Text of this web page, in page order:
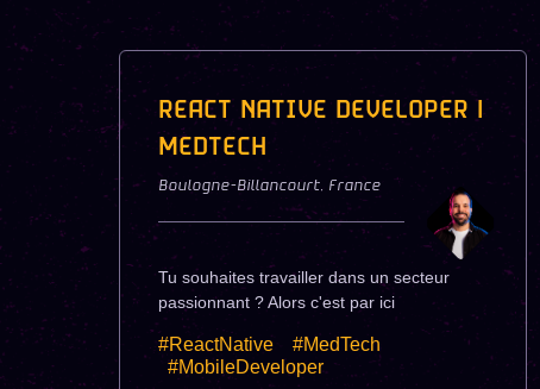
REACT NATIVE DEVELOPER |
MEDTECH
Boulogne-Billancourt, France
Tu souhaites travailler dans un secteur
passionnant ? Alors c'est par ici
#ReactNative
#MedTech
#MobileDeveloper